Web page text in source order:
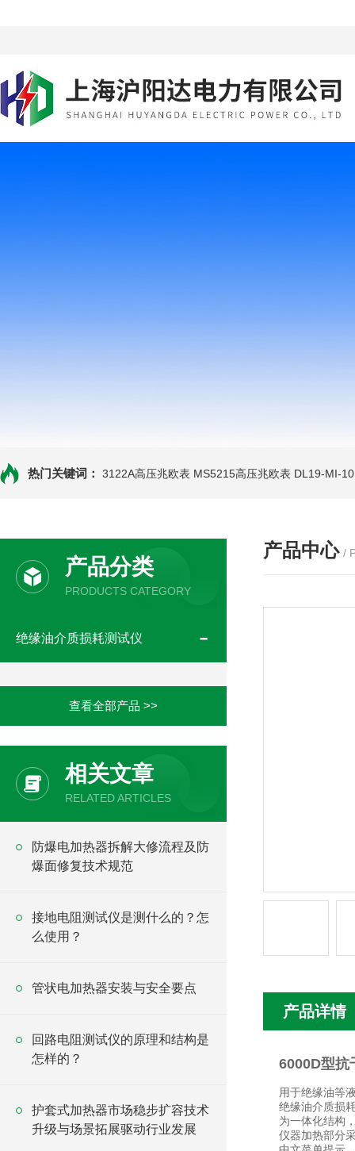
热门关键词： 3122A高压兆欧表 MS5215高压兆欧表 DL19-MI-
产品分类
PRODUCTS CATEGORY
绝缘油介质损耗测试仪
查看全部产品 >>
相关文章
RELATED ARTICLES
防爆电加热器拆解大修流程及防
爆面修复技术规范
接地电阻测试仪是测什么的？怎
么使用？
管状电加热器安装与安全要点
回路电阻测试仪的原理和结构是
怎样的？
护套式加热器市场稳步扩容技术
升级与场景拓展驱动行业发展
产品中心 /
产品详情
6000D型抗
用于绝缘油等
绝缘油介质损
为一体化结构
仪器加热部分